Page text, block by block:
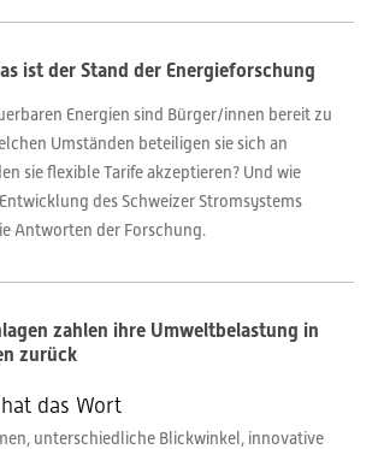
ist der Stand der Energieforschung
Energien sind Bürger/innen bereit zu
Umständen beteiligen sie sich an
sie flexible Tarife akzeptieren? Und wie
des Schweizer Stromsystems
Antworten der Forschung.
zahlen ihre Umweltbelastung in
zurück
das Wort
unterschiedliche Blickwinkel, innovative